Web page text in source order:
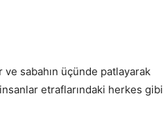
sabahın üçünde patlayarak
etraflarındaki herkes gibi